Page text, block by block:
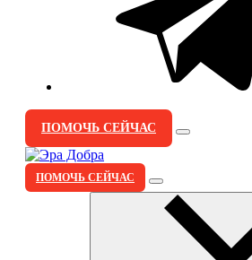
ПОМОЧЬ СЕЙЧАС
ПОМОЧЬ СЕЙЧАС